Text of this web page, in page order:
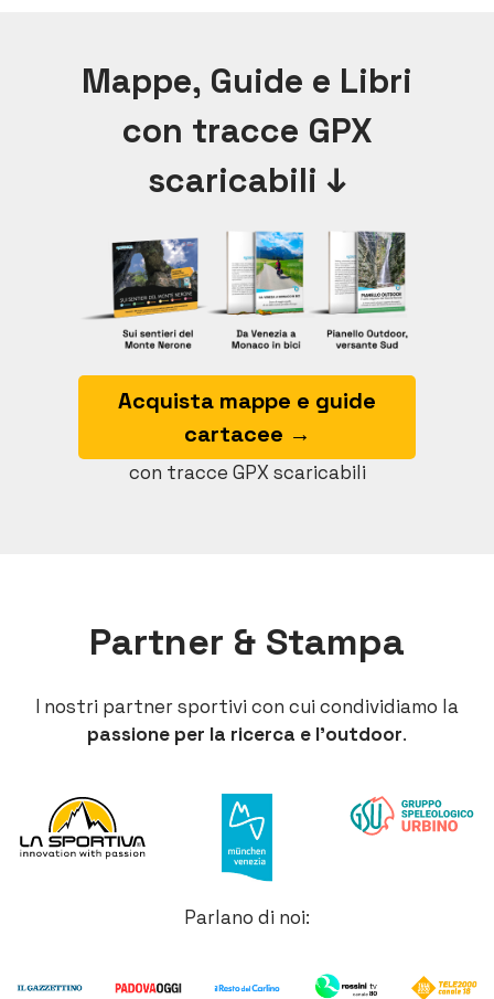
Mappe, Guide e Libri
con tracce GPX
scaricabili ↓
Acquista mappe e guide
cartacee →
con tracce GPX scaricabili
Partner & Stampa
I nostri partner sportivi con cui condividiamo la
passione per la ricerca e l’outdoor.
Parlano di noi: